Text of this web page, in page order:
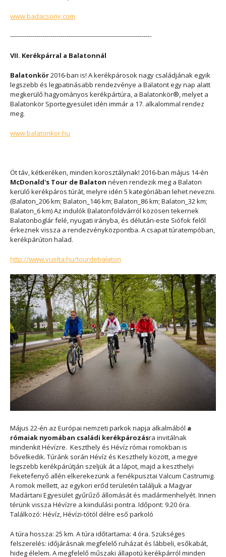
www.badacsony.com
----------------------------------------------------------------------
VII. Kerékpárral a Balatonnál
Balatonkör2016-ban is! A kerékpárosok nagy családjának egyik
legszebb és legpatinásabb rendezvénye a Balatont egy nap alatt
megkerülő hagyományos kerékpártúra, a Balatonkör®, melyet a
Balatonkör Sportegyesület idén immár a 17. alkalommal rendez
meg.
www.balatonkor.hu
Öt táv, kétkeréken, minden korosztálynak! 2016-ban május 14-én
McDonald's Tour de Balaton néven rendezik meg a Balaton
kerülő kerékpáros túrát, melyre idén 5 kategóriában lehet nevezni.
(Balaton_206 km; Balaton_146 km; Balaton_86 km; Balaton_32 km;
Balaton_6 km) Az indulók Balatonföldvárról közösen tekernek
Balatonboglár felé, nyugati irányba, és délután-este Siófok felől
érkeznek vissza a rendezvényközpontba. A csapat túratempóban,
kerékpárúton halad.
http://www.vuelta.hu/tourdebalaton
Május 22-én az Európai nemzeti parkok napja alkalmából a
rómaiak nyomában családi kerékpározásra invitálnak
mindenkit Hévízre. Keszthely és Hévíz római romokban is
bővelkedik. Túránk során Hévíz és Keszthely között, a megye
legszebb kerékpárútján szeljük át a lápot, majd a keszthelyi
Feketefenyő allén elkerekezünk a fenékpusztai Valcum Castrumig.
A romok mellett, az egykori erőd területén találjuk a Magyar
Madártani Egyesület gyűrűző állomását és madármenhelyét. Innen
térünk vissza Hévízre a kiindulási pontra. Időpont: 9.20 óra.
Találkozó: Hévíz, Hévízi-tótól délre eső parkoló
A túra hossza: 25 km. A túra időtartama: 4 óra. Szükséges
felszerelés: időjárásnak megfelelő ruházat és lábbeli, esőkabát,
hideg élelem. A megfelelő műszaki állapotú kerékpárról minden